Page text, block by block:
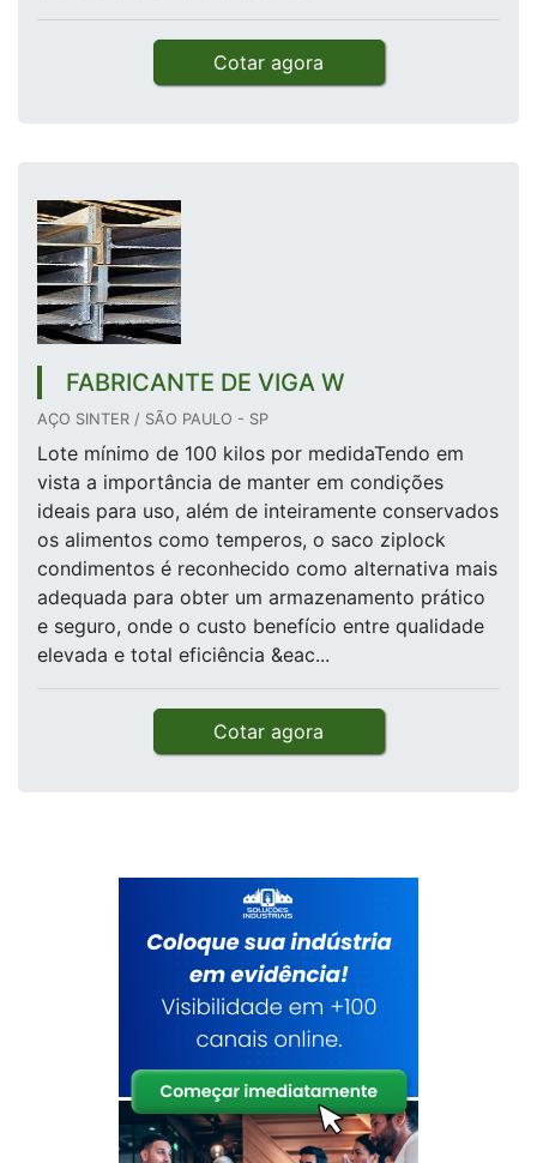
Cotar agora
FABRICANTE DE VIGA W
AÇO SINTER / SÃO PAULO - SP
Lote mínimo de 100 kilos por medidaTendo em
vista a importância de manter em condições
ideais para uso, além de inteiramente conservados
os alimentos como temperos, o saco ziplock
condimentos é reconhecido como alternativa mais
adequada para obter um armazenamento prático
e seguro, onde o custo benefício entre qualidade
elevada e total eficiência &eac...
Cotar agora